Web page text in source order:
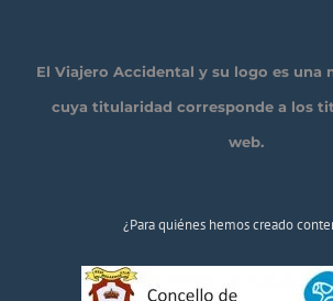
El Viajero Accidental y su logo es una
cuya titularidad corresponde a los
web.
¿Para quiénes hemos creado